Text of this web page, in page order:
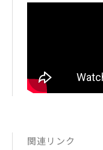
関連リンク